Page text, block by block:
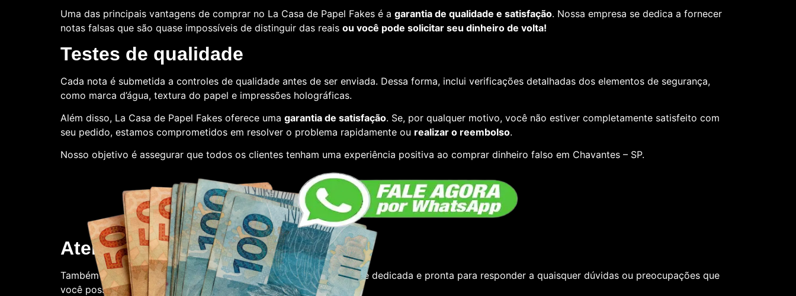
Uma das principais vantagens de comprar no La Casa de Papel Fakes é a garantia de qualidade e satisfação. Nossa empresa se dedica a fornecer
notas falsas que são quase impossíveis de distinguir das reais ou você pode solicitar seu dinheiro de volta!
Testes de qualidade
Cada nota é submetida a controles de qualidade antes de ser enviada. Dessa forma, inclui verificações detalhadas dos elementos de segurança,
como marca d’água, textura do papel e impressões holográficas.
Além disso, La Casa de Papel Fakes oferece uma garantia de satisfação. Se, por qualquer motivo, você não estiver completamente satisfeito com
seu pedido, estamos comprometidos em resolver o problema rapidamente ou realizar o reembolso.
Nosso objetivo é assegurar que todos os clientes tenham uma experiência positiva ao comprar dinheiro falso em Chavantes – SP.
Atendimento ao cliente
Também oferecemos suporte ao cliente. Contamos com uma equipe dedicada e pronta para responder a quaisquer dúvidas ou preocupações que
você possa ter.